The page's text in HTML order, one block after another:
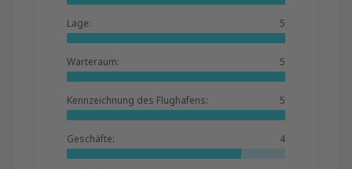
Lage: 5
Warteraum: 5
Kennzeichnung des Flughafens: 5
Geschäfte: 4